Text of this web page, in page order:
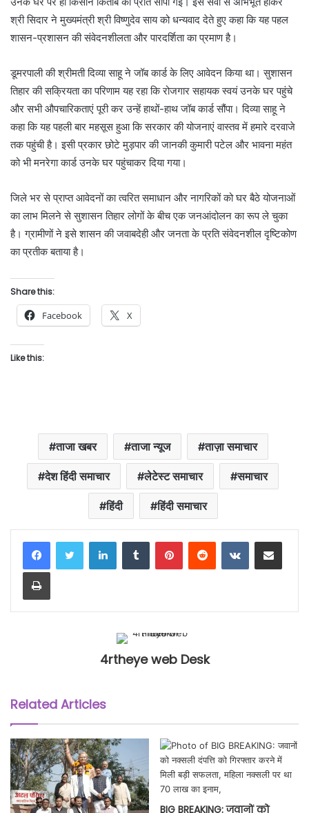
श्री सिदार ने मुख्यमंत्री श्री विष्णुदेव साय को धन्यवाद देते हुए कहा कि यह पहल
शासन-प्रशासन की संवेदनशीलता और पारदर्शिता का प्रमाण है।
डूमरपाली की श्रीमती दिव्या साहू ने जॉब कार्ड के लिए आवेदन किया था। सुशासन
तिहार की सक्रियता का परिणाम यह रहा कि रोजगार सहायक स्वयं उनके घर पहुंचे
और सभी औपचारिकताएं पूरी कर उन्हें हाथों-हाथ जॉब कार्ड सौंपा। दिव्या साहू ने
कहा कि यह पहली बार महसूस हुआ कि सरकार की योजनाएं वास्तव में हमारे दरवाजे
तक पहुंची है। इसी प्रकार छोटे मुड़पार की जानकी कुमारी पटेल और भावना महंत
को भी मनरेगा कार्ड उनके घर पहुंचाकर दिया गया।
जिले भर से प्राप्त आवेदनों का त्वरित समाधान और नागरिकों को घर बैठे योजनाओं
का लाभ मिलने से सुशासन तिहार लोगों के बीच एक जनआंदोलन का रूप ले चुका
है। ग्रामीणों ने इसे शासन की जवाबदेही और जनता के प्रति संवेदनशील दृष्टिकोण
का प्रतीक बताया है।
Share this:
Facebook X
Like this:
ताजा खबर ताजा न्यूज ताज़ा समाचार
देश हिंदी समाचार लेटेस्ट समाचार समाचार
हिंदी हिंदी समाचार
LinkedInTumblr PinterestReddit VKontakteShare via Email
Print
4rtheye web Desk
Related Articles
BIG BREAKING: जवानों को